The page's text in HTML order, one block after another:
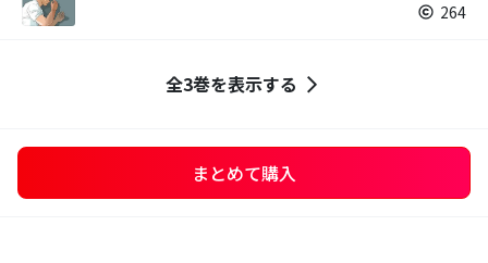
264
全3巻を表示する
まとめて購入